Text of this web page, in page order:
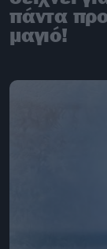
πάντα
μαγιό!